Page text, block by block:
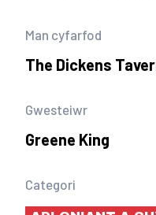
Man cyfarfod
The Dickens
Gwesteiwr
Greene King
Categori